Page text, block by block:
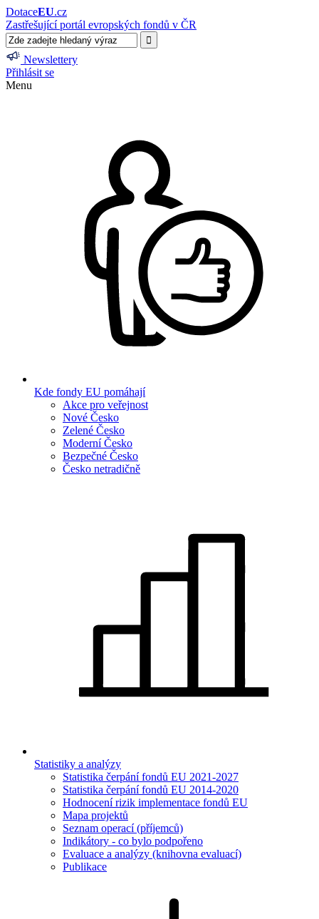
DotaceEU.cz
Zastřešující portál evropských fondů v ČR
Newslettery
Přihlásit se
Menu
Kde fondy EU pomáhají
Akce pro veřejnost
Nové Česko
Zelené Česko
Moderní Česko
Bezpečné Česko
Česko netradičně
Statistiky a analýzy
Statistika čerpání fondů EU 2021-2027
Statistika čerpání fondů EU 2014-2020
Hodnocení rizik implementace fondů EU
Mapa projektů
Seznam operací (příjemců)
Indikátory - co bylo podpořeno
Evaluace a analýzy (knihovna evaluací)
Publikace